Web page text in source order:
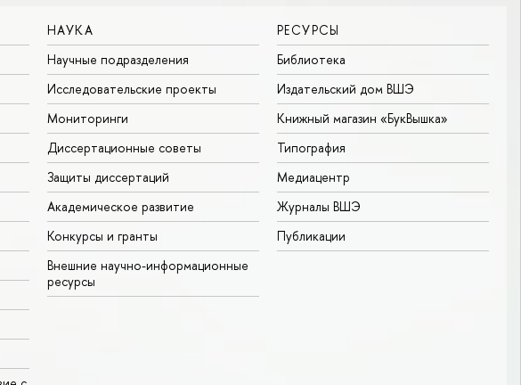
НАУКА
Научные подразделения
Исследовательские проекты
Мониторинги
Диссертационные советы
Защиты диссертаций
Академическое развитие
Конкурсы и гранты
Внешние научно-информационные
ресурсы
РЕСУРСЫ
Библиотека
Издательский дом ВШЭ
Книжный магазин «БукВышка»
Типография
Медиацентр
Журналы ВШЭ
Публикации